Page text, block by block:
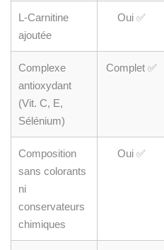
L-Carnitine
ajoutée
Oui ✅
Complexe
antioxydant
(Vit. C, E,
Sélénium)
Complet ✅
Composition
sans colorants
ni
conservateurs
chimiques
Oui ✅